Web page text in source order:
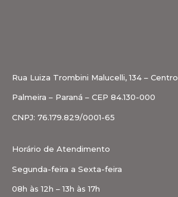
Rua Luiza Trombini Malucelli, 134 – Centro
Palmeira – Paraná – CEP 84.130-000
CNPJ: 76.179.829/0001-65
Horário de Atendimento
Segunda-feira a Sexta-feira
08h às 12h – 13h às 17h